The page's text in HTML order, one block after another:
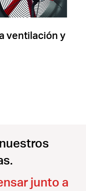
ventilación y
junto a